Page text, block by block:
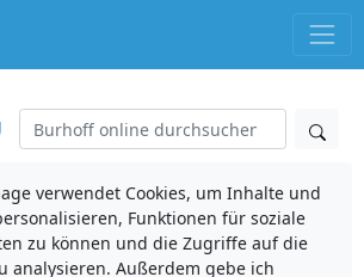
verwendet Cookies, um Inhalte und
Funktionen für soziale
zu können und die Zugriffe auf die
analysieren. Außerdem gebe ich